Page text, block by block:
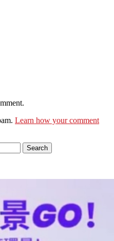
Learn how your comment
Search